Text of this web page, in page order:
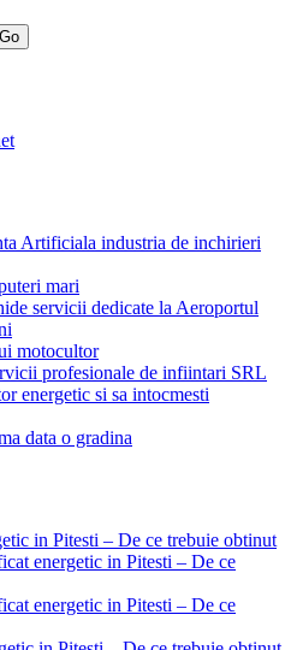
Artificiala industria de inchirieri
mari
servicii dedicate la Aeroportul
motocultor
profesionale de infiintari SRL
energetic si sa intocmesti
data o gradina
in Pitesti – De ce trebuie obtinut
energetic in Pitesti – De ce
energetic in Pitesti – De ce